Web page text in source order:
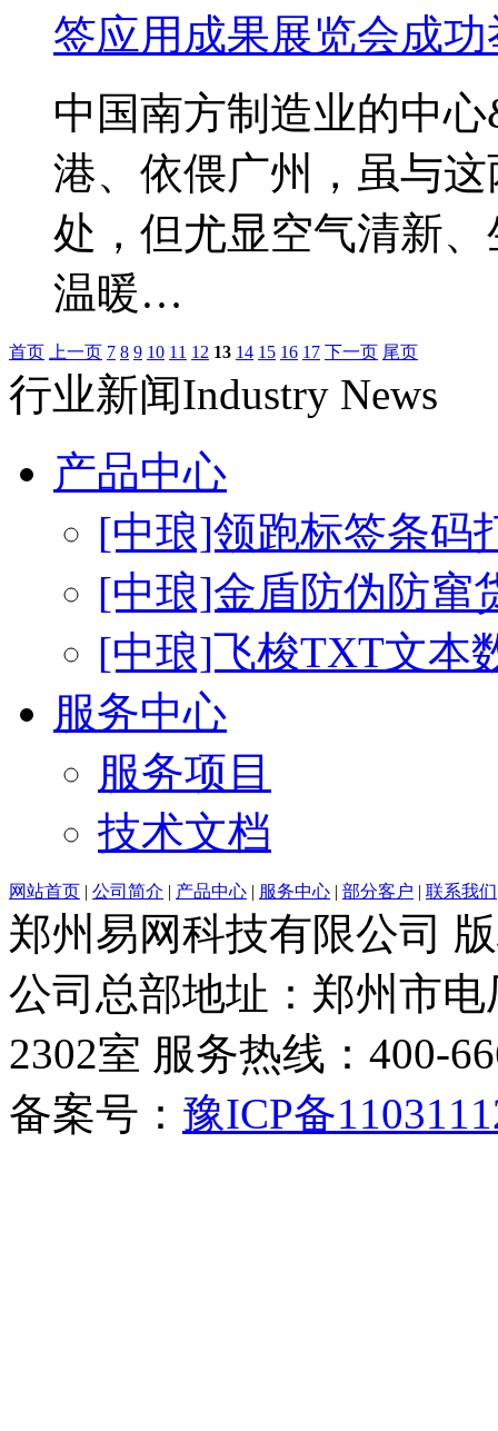
签应用成果展览会成功
中国南方制造业的中心
港、依偎广州，虽与
处，但尤显空气清新
温暖…
首页 上一页 7 8 9 10 11 12 13 14 15 16 17 下一页 尾页
行业新闻Industry News
产品中心
[中琅]领跑标签条码
[中琅]金盾防伪防窜
[中琅]飞梭TXT文本
服务中心
服务项目
技术文档
网站首页 | 公司简介 | 产品中心 | 服务中心 | 部分客户 | 联系我们
郑州易网科技有限公司
公司总部地址：郑州市
2302室 服务热线：400-
备案号： 豫ICP备